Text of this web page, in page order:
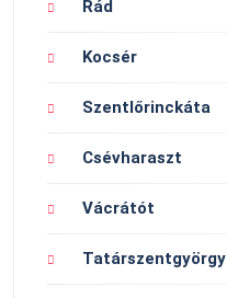
Rád
Kocsér
Szentlőrinckáta
Csévharaszt
Vácrátót
Tatárszentgyörgy